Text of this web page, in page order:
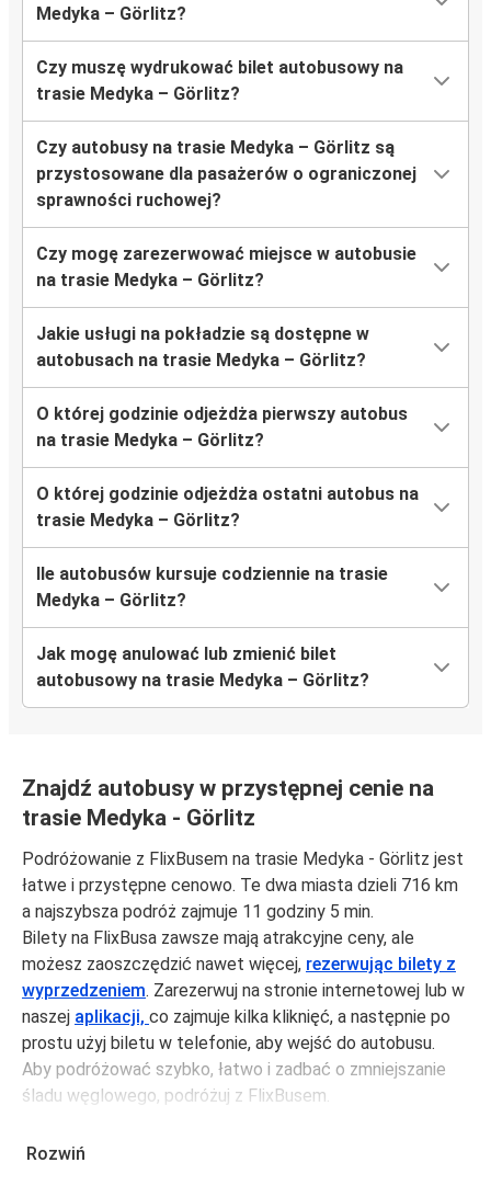
Medyka – Görlitz?
Czy muszę wydrukować bilet autobusowy na
trasie Medyka – Görlitz?
Czy autobusy na trasie Medyka – Görlitz są
przystosowane dla pasażerów o ograniczonej
sprawności ruchowej?
Czy mogę zarezerwować miejsce w autobusie
na trasie Medyka – Görlitz?
Jakie usługi na pokładzie są dostępne w
autobusach na trasie Medyka – Görlitz?
O której godzinie odjeżdża pierwszy autobus
na trasie Medyka – Görlitz?
O której godzinie odjeżdża ostatni autobus na
trasie Medyka – Görlitz?
Ile autobusów kursuje codziennie na trasie
Medyka – Görlitz?
Jak mogę anulować lub zmienić bilet
autobusowy na trasie Medyka – Görlitz?
Znajdź autobusy w przystępnej cenie na
trasie Medyka - Görlitz
Podróżowanie z FlixBusem na trasie Medyka - Görlitz jest
łatwe i przystępne cenowo. Te dwa miasta dzieli 716 km
a najszybsza podróż zajmuje 11 godziny 5 min.
Bilety na FlixBusa zawsze mają atrakcyjne ceny, ale
możesz zaoszczędzić nawet więcej, rezerwując bilety z
wyprzedzeniem. Zarezerwuj na stronie internetowej lub w
naszej aplikacji, co zajmuje kilka kliknięć, a następnie po
prostu użyj biletu w telefonie, aby wejść do autobusu.
Aby podróżować szybko, łatwo i zadbać o zmniejszanie
śladu węglowego, podróżuj z FlixBusem.
Rozwiń